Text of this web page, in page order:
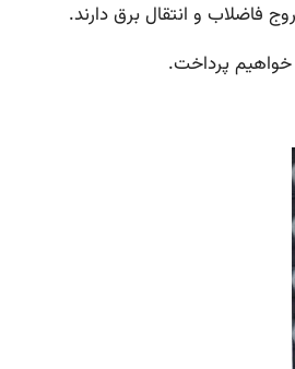
فاضلاب و انتقال برق دارند.